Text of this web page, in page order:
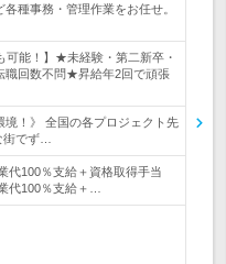
種事務・管理作業をお任せ。
可能！】★未経験・第二新卒・
職回数不問★昇給年2回で頑張
境！》 全国の各プロジェクト先
でず…
代100％支給＋資格取得手当
代100％支給＋…